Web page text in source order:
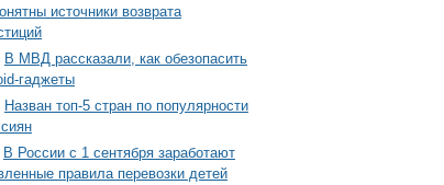
источники возврата
В МВД рассказали, как обезопасить
гаджеты
Назван топ-5 стран по популярности
В России с 1 сентября заработают
правила перевозки детей